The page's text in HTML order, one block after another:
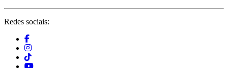
Redes sociais: